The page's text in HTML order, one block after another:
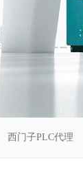
西门子PLC代理